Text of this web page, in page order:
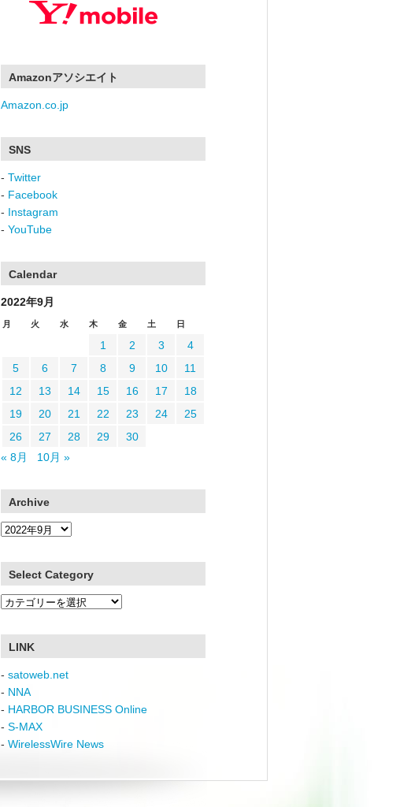
Amazonアソシエイト
Amazon.co.jp
SNS
- Twitter
- Facebook
- Instagram
- YouTube
Calendar
2022年9月
月 火 水 木 金 土 日
1 2 3
4
5
6 7 8 9 10
11
12
13 14 15 16 17
18
19
20 21 22 23 24
25
26
27 28 29
30
« 8月
10月 »
Archive
Archive
Select Category
Select
LINK
- satoweb.net
- NNA
- HARBOR BUSINESS Online
- S-MAX
- WirelessWire News